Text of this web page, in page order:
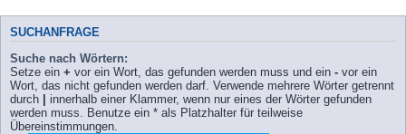
SUCHANFRAGE
Suche nach Wörtern:
Setze ein + vor ein Wort, das gefunden werden muss und ein - vor ein
Wort, das nicht gefunden werden darf. Verwende mehrere Wörter getrennt
durch | innerhalb einer Klammer, wenn nur eines der Wörter gefunden
werden muss. Benutze ein * als Platzhalter für teilweise
Übereinstimmungen.